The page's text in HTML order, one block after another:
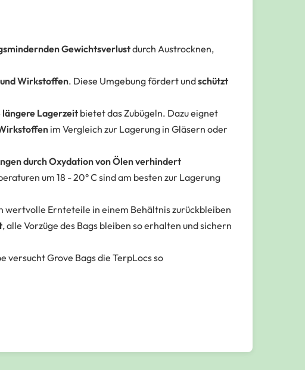
Gewichtsverlustdurch Austrocknen,
Wirkstoffen. Diese Umgebung fördert undschützt
längere Lagerzeitbietet das Zubügeln. Dazu eignet
im Vergleich zur Lagerung in Gläsern oder
durch Oxydation von Ölen verhindert
um 18 - 20° C sind am besten zur Lagerung
wertvolle Ernteteile in einem Behältnis zurückbleiben
, alle Vorzüge des Bags bleiben so erhalten und sichern
versucht Grove Bags die TerpLocs so